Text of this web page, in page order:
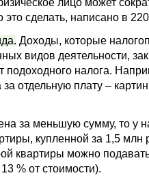
лицо может
сделать, написано в
Доходы, которые
видов деятельности,
подоходного налога.
за отдельную плату –
за меньшую сумму, то у
купленной за 1,5 млн
квартиры можно
% от стоимости).